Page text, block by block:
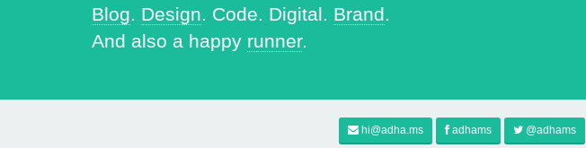
Blog. Design. Code. Digital. Brand.
And also a happy runner.
hi@adha.ms adhams @adhams